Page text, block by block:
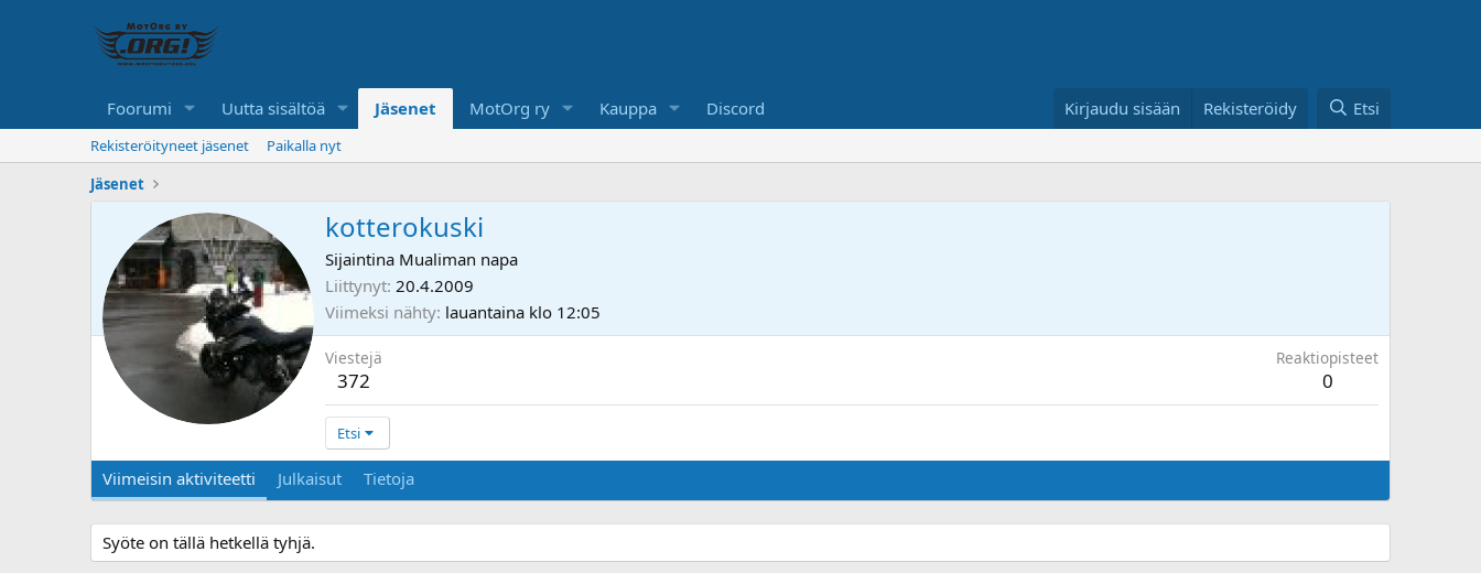
Foorumi Uutta sisältöä Jäsenet MotOrg ry Kauppa Discord Kirjaudu sisään Rekisteröidy Etsi
Rekisteröityneet jäsenet
Paikalla nyt
Jäsenet
kotterokuski
Sijaintina Mualiman napa
Liittynyt 20.4.2009
Viimeksi nähty lauantaina klo 12:05
Viestejä
372
Reaktiopisteet
0
Etsi
Viimeisin aktiviteetti Julkaisut Tietoja
Syöte on tällä hetkellä tyhjä.